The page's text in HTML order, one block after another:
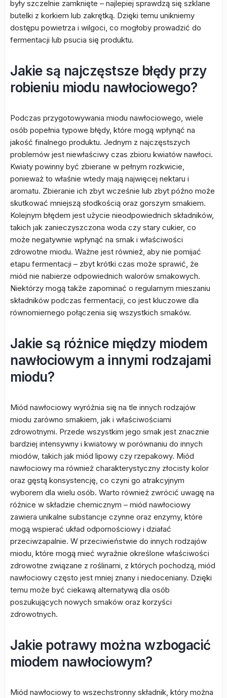
były szczelnie zamknięte – najlepiej sprawdzą się szklane
butelki z korkiem lub zakrętką. Dzięki temu unikniemy
dostępu powietrza i wilgoci, co mogłoby prowadzić do
fermentacji lub psucia się produktu.
Jakie są najczęstsze błędy przy
robieniu miodu nawłociowego?
Podczas przygotowywania miodu nawłociowego, wiele
osób popełnia typowe błędy, które mogą wpłynąć na
jakość finalnego produktu. Jednym z najczęstszych
problemów jest niewłaściwy czas zbioru kwiatów nawłoci.
Kwiaty powinny być zbierane w pełnym rozkwicie,
ponieważ to właśnie wtedy mają najwięcej nektaru i
aromatu. Zbieranie ich zbyt wcześnie lub zbyt późno może
skutkować mniejszą słodkością oraz gorszym smakiem.
Kolejnym błędem jest użycie nieodpowiednich składników,
takich jak zanieczyszczona woda czy stary cukier, co
może negatywnie wpłynąć na smak i właściwości
zdrowotne miodu. Ważne jest również, aby nie pomijać
etapu fermentacji – zbyt krótki czas może sprawić, że
miód nie nabierze odpowiednich walorów smakowych.
Niektórzy mogą także zapominać o regularnym mieszaniu
składników podczas fermentacji, co jest kluczowe dla
równomiernego połączenia się wszystkich smaków.
Jakie są różnice między miodem
nawłociowym a innymi rodzajami
miodu?
Miód nawłociowy wyróżnia się na tle innych rodzajów
miodu zarówno smakiem, jak i właściwościami
zdrowotnymi. Przede wszystkim jego smak jest znacznie
bardziej intensywny i kwiatowy w porównaniu do innych
miodów, takich jak miód lipowy czy rzepakowy. Miód
nawłociowy ma również charakterystyczny złocisty kolor
oraz gęstą konsystencję, co czyni go atrakcyjnym
wyborem dla wielu osób. Warto również zwrócić uwagę na
różnice w składzie chemicznym – miód nawłociowy
zawiera unikalne substancje czynne oraz enzymy, które
mogą wspierać układ odpornościowy i działać
przeciwzapalnie. W przeciwieństwie do innych rodzajów
miodu, które mogą mieć wyraźnie określone właściwości
zdrowotne związane z roślinami, z których pochodzą, miód
nawłociowy często jest mniej znany i niedoceniany. Dzięki
temu może być ciekawą alternatywą dla osób
poszukujących nowych smaków oraz korzyści
zdrowotnych.
Jakie potrawy można wzbogacić
miodem nawłociowym?
Miód nawłociowy to wszechstronny składnik, który można